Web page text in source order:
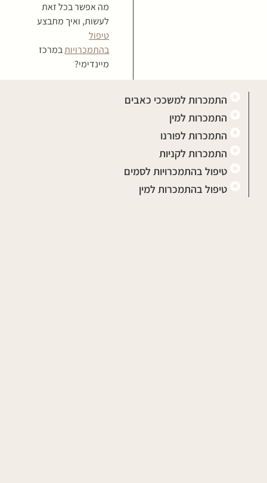
מה אפשר בכל זאת
לעשות, ואיך מתבצע
טיפול
בהתמכרויותבמרכז
מיינדימי?
התמכרות למשככי כאבים
התמכרות למין
התמכרות לפורנו
התמכרות לקניות
טיפול בהתמכרויות לסמים
טיפול בהתמכרות למין